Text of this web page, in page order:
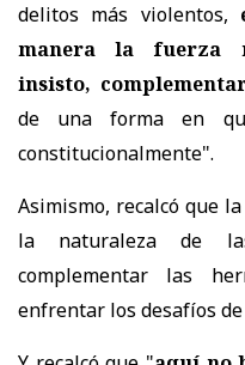
delitos más violentos,
manera la fuerza
insisto,
de una forma en
constitucionalmente".
Asimismo, recalcó que
la naturaleza de
complementar las
enfrentar los desafíos